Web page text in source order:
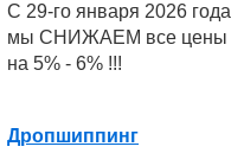
С 29-го января 2026 года
мы СНИЖАЕМ все цены
на 5% - 6% !!!
Дропшиппинг